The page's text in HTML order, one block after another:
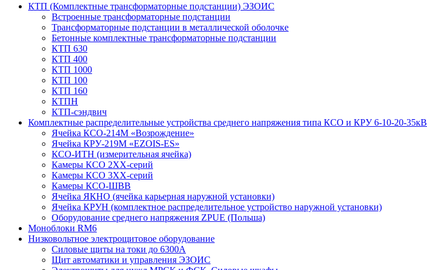
КТП (Комплектные трансформаторные подстанции) ЭЗОИС
Встроенные трансформаторные подстанции
Трансформаторные подстанции в металлической оболочке
Бетонные комплектные трансформаторные подстанции
КТП 630
КТП 400
КТП 1000
КТП 100
КТП 160
КТПН
КТП-сэндвич
Комплектные распределительные устройства среднего напряжения типа КСО и КРУ 6-10-20-35кВ
Ячейка КСО-214М «Возрождение»
Ячейка КРУ-219М «EZOIS-ES»
КСО-ИТН (измерительная ячейка)
Камеры КСО 2ХХ-серий
Камеры КСО 3ХХ-серий
Камеры КСО-ШВВ
Ячейка ЯКНО (ячейка карьерная наружной установки)
Ячейка КРУН (комплектное распределительное устройство наружной установки)
Оборудование среднего напряжения ZPUE (Польша)
Моноблоки RM6
Низковольтное электрощитовое оборудование
Силовые щиты на токи до 6300А
Щит автоматики и управления ЭЗОИС